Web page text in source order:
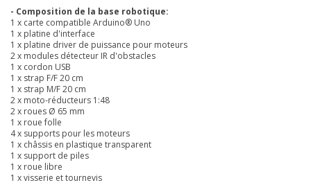
- Composition de la base robotique:
1 x carte compatible Arduino® Uno
1 x platine d'interface
1 x platine driver de puissance pour moteurs
2 x modules détecteur IR d'obstacles
1 x cordon USB
1 x strap F/F 20 cm
1 x strap M/F 20 cm
​2 x moto-réducteurs 1:48
2 x roues Ø 65 mm
1 x roue folle
4 x supports pour les moteurs
1 x châssis en plastique transparent
1 x support de piles
1 x roue libre
1 x visserie et tournevis